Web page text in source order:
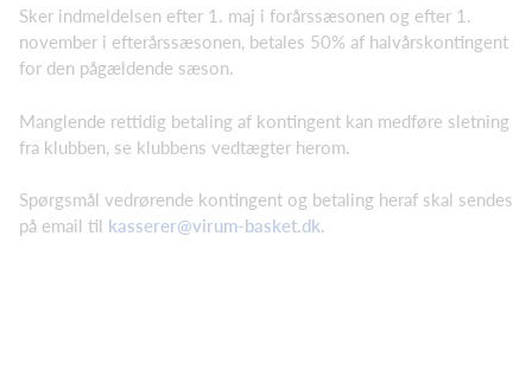
Sker indmeldelsen efter 1. maj i forårssæsonen og efter 1.
november i efterårssæsonen, betales 50% af halvårskontingent
for den pågældende sæson.
Manglende rettidig betaling af kontingent kan medføre sletning
fra klubben, se klubbens vedtægter herom.
Spørgsmål vedrørende kontingent og betaling heraf skal sendes
på email til kasserer@virum-basket.dk.